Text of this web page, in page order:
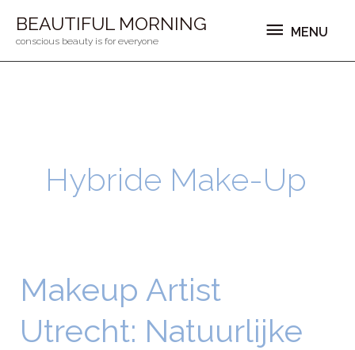
naarBEAUTIFUL MORNING
conscious beauty is for everyone
MENU
MENU
Hybride Make-Up
Makeup Artist
Utrecht: Natuurlijke
Makeup
Artist
Utrecht: